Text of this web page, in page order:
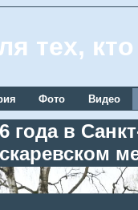
тех,
Фото Видео
года в